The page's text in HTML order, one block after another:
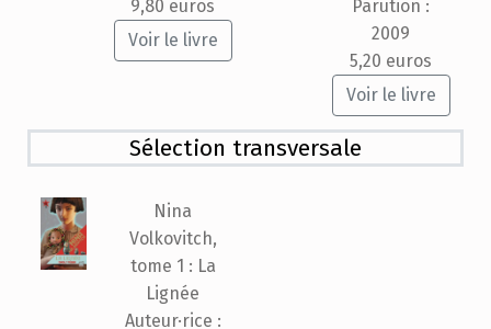
9,80 euros
Voir le livre
Parution :
2009
5,20 euros
Voir le livre
Sélection transversale
Nina
Volkovitch,
tome 1 : La
Lignée
Auteur·rice :